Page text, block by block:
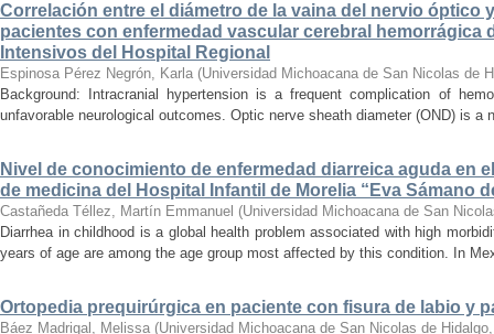
Correlación entre el diámetro de la vaina del nervio óptico
pacientes con enfermedad vascular cerebral hemorrágica
Intensivos del Hospital Regional
Espinosa Pérez Negrón, Karla (Universidad Michoacana de San Nicolas de
Background: Intracranial hypertension is a frequent complication of
unfavorable neurological outcomes. Optic nerve sheath diameter (OND) is a
Nivel de conocimiento de enfermedad diarreica aguda en
de medicina del Hospital Infantil de Morelia “Eva Sámano
Castañeda Téllez, Martín Emmanuel (Universidad Michoacana de San
Diarrhea in childhood is a global health problem associated with high
years of age are among the age group most affected by this condition. In
Ortopedia prequirúrgica en paciente con fisura de labio y
Báez Madrigal, Melissa (Universidad Michoacana de San Nicolas de Hidalgo